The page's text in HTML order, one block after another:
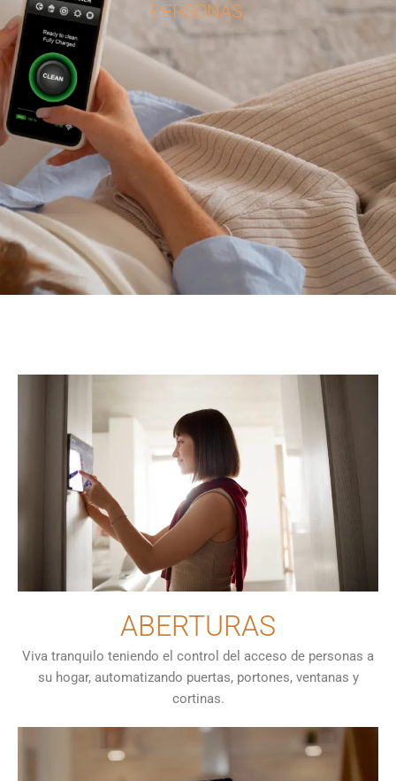
PERSONAS.
ABERTURAS
Viva tranquilo teniendo el control del acceso de personas a
su hogar, automatizando puertas, portones, ventanas y
cortinas.